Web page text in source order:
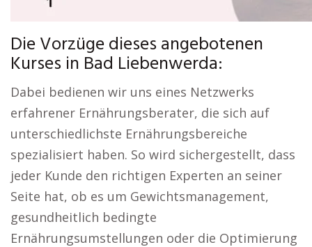
Die Vorzüge dieses angebotenen
Kurses in Bad Liebenwerda:
Dabei bedienen wir uns eines Netzwerks
erfahrener Ernährungsberater, die sich auf
unterschiedlichste Ernährungsbereiche
spezialisiert haben. So wird sichergestellt, dass
jeder Kunde den richtigen Experten an seiner
Seite hat, ob es um Gewichtsmanagement,
gesundheitlich bedingte
Ernährungsumstellungen oder die Optimierung